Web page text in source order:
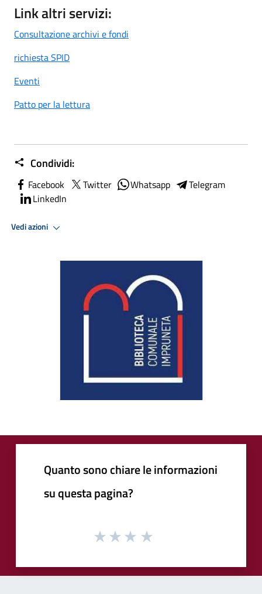
Link altri servizi:
Consultazione archivi e fondi
richiesta SPID
Eventi
Patto per la lettura
Condividi:
Facebook Twitter Whatsapp
Telegram
LinkedIn
Vedi azioni
Quanto sono chiare le informazioni
su questa pagina?